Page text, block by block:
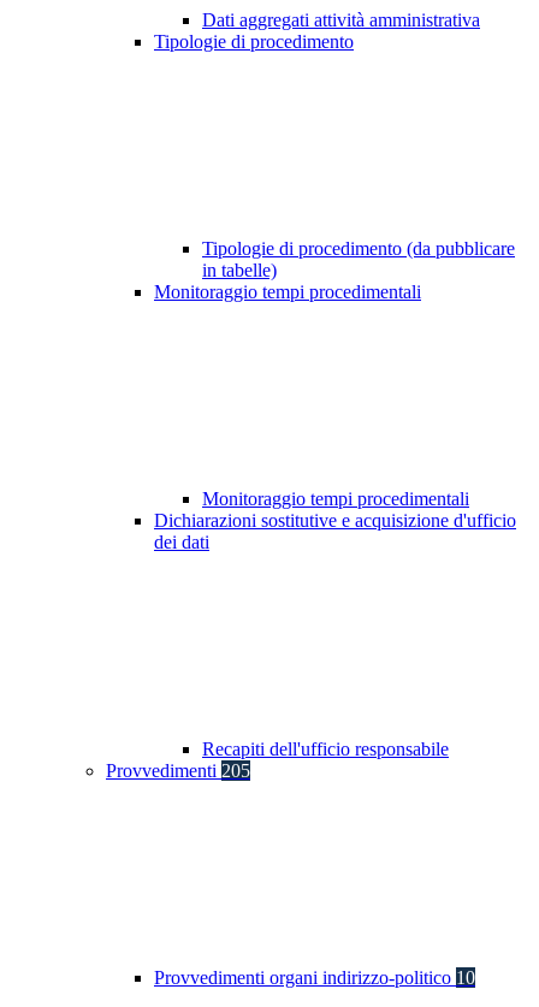
Dati aggregati attività amministrativa
Tipologie di procedimento
Tipologie di procedimento (da pubblicare
in tabelle)
Monitoraggio tempi procedimentali
Monitoraggio tempi procedimentali
Dichiarazioni sostitutive e acquisizione d'ufficio
dei dati
Recapiti dell'ufficio responsabile
Provvedimenti 205
Provvedimenti organi indirizzo-politico 10